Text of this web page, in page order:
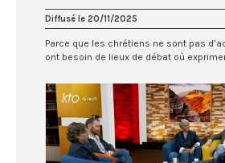
Diffusé le 20/11/2025
Parce que les chrétiens ne sont pas
ont besoin de lieux de débat où exprimer